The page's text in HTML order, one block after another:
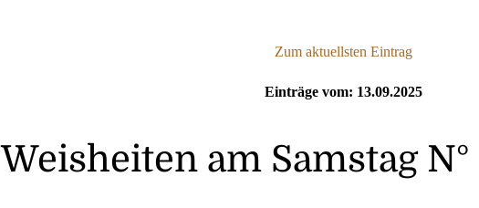
Zum aktuellsten Eintrag
Einträge vom: 13.09.2025
Weisheiten am Samstag N°